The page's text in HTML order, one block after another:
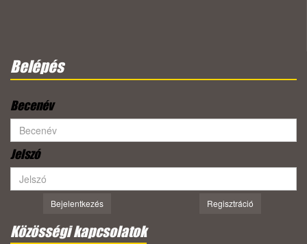
Belépés
Becenév
Jelszó
Bejelentkezés Regisztráció
Közösségi kapcsolatok